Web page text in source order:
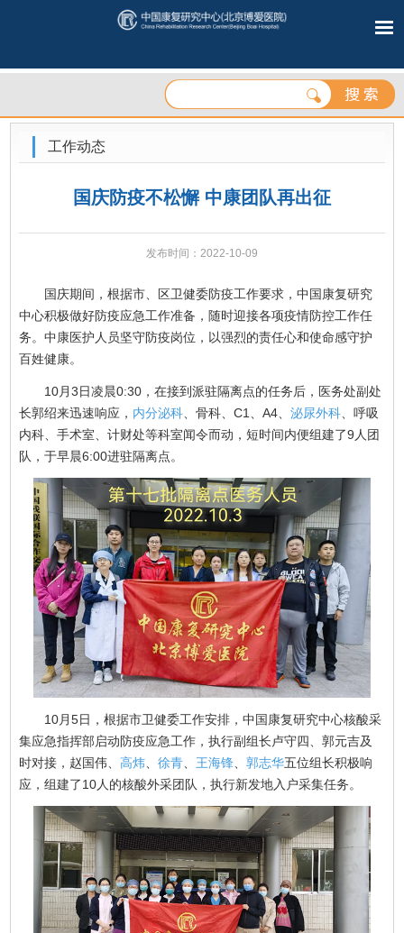
工作动态
国庆防疫不松懈 中康团队再出征
发布时间：2022-10-09
国庆期间，根据市、区卫健委防疫工作要求，中国康复研究
中心积极做好防疫应急工作准备，随时迎接各项疫情防控工作任
务。中康医护人员坚守防疫岗位，以强烈的责任心和使命感守护
百姓健康。
10月3日凌晨0:30，在接到派驻隔离点的任务后，医务处副处
长郭绍来迅速响应， 内分泌科 、骨科、C1、A4、泌尿外科 、呼吸
内科、手术室、计财处等科室闻令而动，短时间内便组建了9人团
队，于早晨6:00进驻隔离点。
10月5日，根据市卫健委工作安排，中国康复研究中心核酸采
集应急指挥部启动防疫应急工作，执行副组长卢守四、郭元吉及
时对接，赵国伟、高炜 、徐青 王海锋 、郭志华五位组长积极响
应，组建了10人的核酸外采团队，执行新发地入户采集任务。